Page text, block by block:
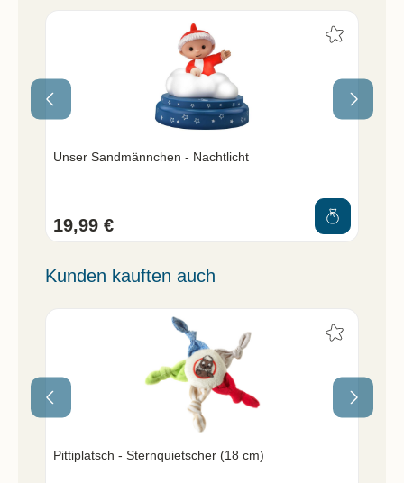
Unser Sandmännchen - Nachtlicht
19,99 €
Kunden kauften auch
Pittiplatsch - Sternquietscher (18 cm)